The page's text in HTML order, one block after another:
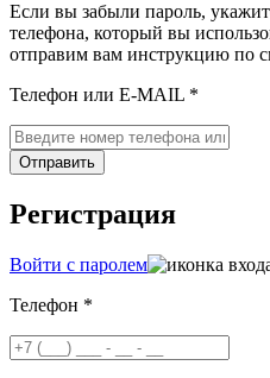
Если вы забыли пароль,
телефона, который вы
отправим вам инструкцию по
Телефон или E-MAIL *
Отправить
Регистрация
Войти с паролем
Телефон *